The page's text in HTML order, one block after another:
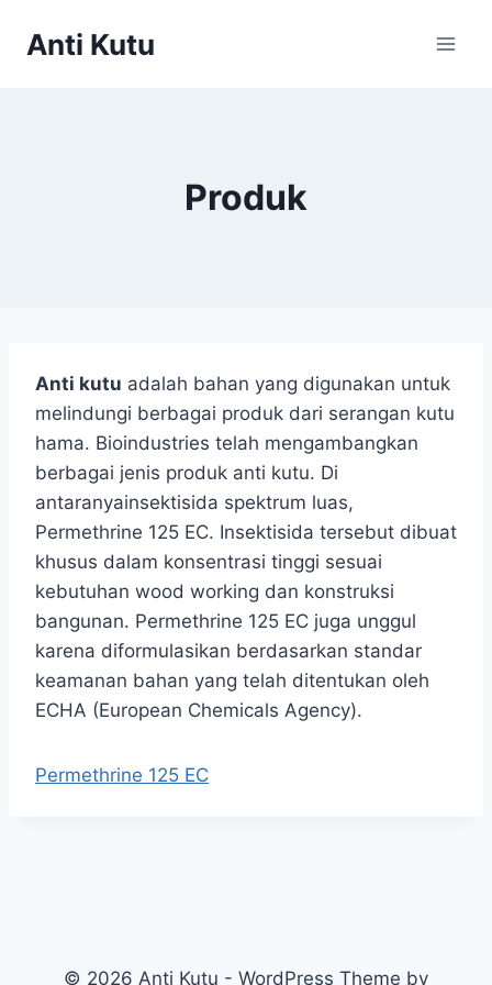
Anti Kutu
Produk
Anti kutu adalah bahan yang digunakan untuk
melindungi berbagai produk dari serangan kutu
hama. Bioindustries telah mengambangkan
berbagai jenis produk anti kutu. Di
antaranyainsektisida spektrum luas,
Permethrine 125 EC. Insektisida tersebut dibuat
khusus dalam konsentrasi tinggi sesuai
kebutuhan wood working dan konstruksi
bangunan. Permethrine 125 EC juga unggul
karena diformulasikan berdasarkan standar
keamanan bahan yang telah ditentukan oleh
ECHA (European Chemicals Agency).
Permethrine 125 EC
© 2026 Anti Kutu - WordPress Theme by